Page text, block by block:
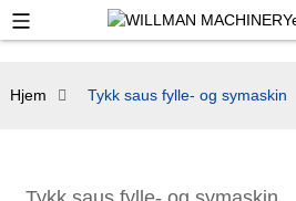
Hjem Tykk saus fylle- og symaskin